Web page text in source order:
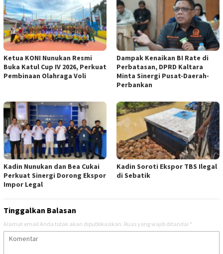
Ketua KONI Nunukan Resmi
Buka Katul Cup IV 2026, Perkuat
Pembinaan Olahraga Voli
Dampak Kenaikan BI Rate di
Perbatasan, DPRD Kaltara
Minta Sinergi Pusat-Daerah-
Perbankan
Kadin Nunukan dan Bea Cukai
Perkuat Sinergi Dorong Ekspor
Impor Legal
Kadin Soroti Ekspor TBS Ilegal
di Sebatik
Tinggalkan Balasan
Alamat email Anda tidak akan dipublikasikan. Ruas yang wajib ditandai *